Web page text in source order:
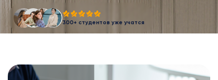
300+ студентов уже учатся